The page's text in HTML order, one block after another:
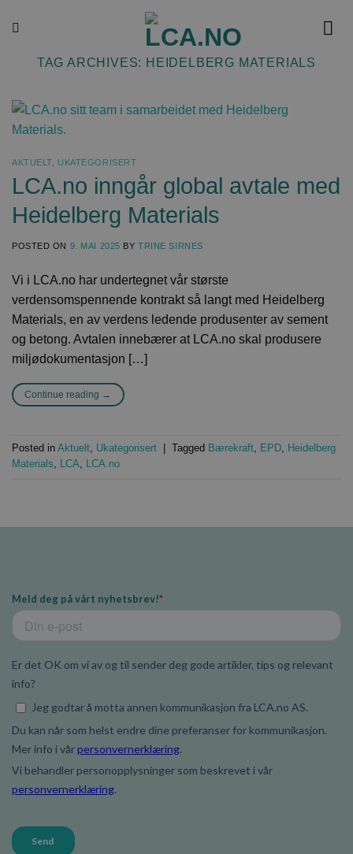
TAG ARCHIVES: HEIDELBERG MATERIALS
AKTUELT, UKATEGORISERT
LCA.no inngår global avtale med
Heidelberg Materials
POSTED ON 9. MAI 2025 BYTRINE SIRNES
Vi i LCA.no har undertegnet vår største
verdensomspennende kontrakt så langt med Heidelberg
Materials, en av verdens ledende produsenter av sement
og betong. Avtalen innebærer at LCA.no skal produsere
miljødokumentasjon […]
Continue reading →
Posted in Aktuelt, Ukategorisert Tagged Bærekraft, EPD, Heidelberg
Materials, LCA, LCA.no